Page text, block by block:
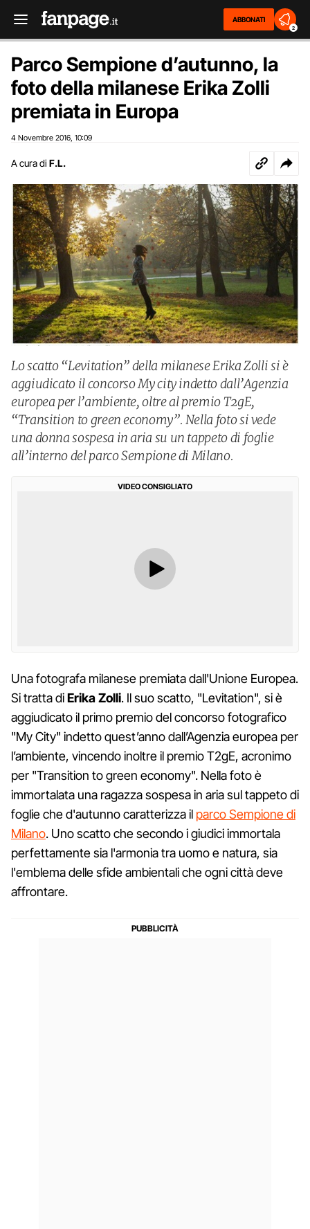
ABBONATI
2
Parco Sempione d’autunno, la
foto della milanese Erika Zolli
premiata in Europa
4 Novembre 2016 10:09
A cura di F.L.
Lo scatto “Levitation” della milanese Erika Zolli si è
aggiudicato il concorso My city indetto dall’Agenzia
europea per l’ambiente, oltre al premio T2gE,
“Transition to green economy”. Nella foto si vede
una donna sospesa in aria su un tappeto di foglie
all’interno del parco Sempione di Milano.
VIDEO CONSIGLIATO
Una fotografa milanese premiata dall'Unione Europea.
Si tratta diErika Zolli. Il suo scatto, "Levitation", si è
aggiudicato il primo premio del concorso fotografico
"My City" indetto quest’anno dall’Agenzia europea per
l’ambiente, vincendo inoltre il premio T2gE, acronimo
per "Transition to green economy". Nella foto è
immortalata una ragazza sospesa in aria sul tappeto di
foglie che d'autunno caratterizza il parco Sempione di
Milano. Uno scatto che secondo i giudici immortala
perfettamente sia l'armonia tra uomo e natura, sia
l'emblema delle sfide ambientali che ogni città deve
affrontare.